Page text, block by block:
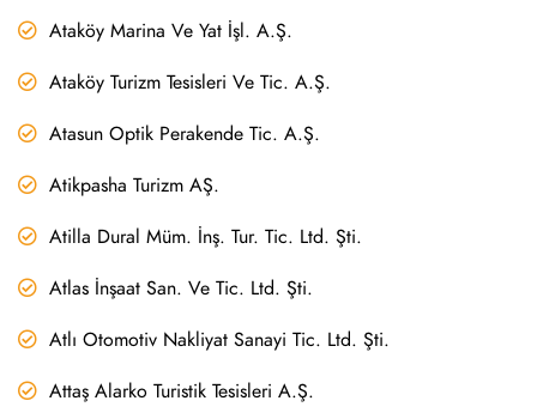
Ataköy Marina Ve Yat İşl. A.Ş.
Ataköy Turizm Tesisleri Ve Tic. A.Ş.
Atasun Optik Perakende Tic. A.Ş.
Atikpasha Turizm AŞ.
Atilla Dural Müm. İnş. Tur. Tic. Ltd. Şti.
Atlas İnşaat San. Ve Tic. Ltd. Şti.
Atlı Otomotiv Nakliyat Sanayi Tic. Ltd. Şti.
Attaş Alarko Turistik Tesisleri A.Ş.